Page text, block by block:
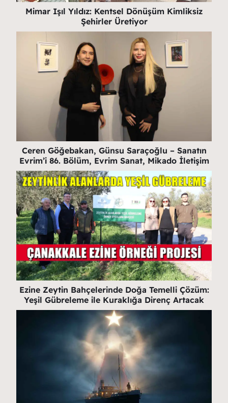
Mimar Işıl Yıldız: Kentsel Dönüşüm Kimliksiz
Şehirler Üretiyor
Ceren Göğebakan, Günsu Saraçoğlu – Sanatın
Evrim’i 86. Bölüm, Evrim Sanat, Mikado İletişim
Ezine Zeytin Bahçelerinde Doğa Temelli Çözüm:
Yeşil Gübreleme ile Kuraklığa Direnç Artacak